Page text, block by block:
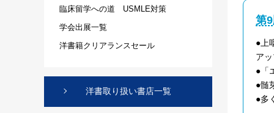
第
●上
ア
●「
●髄
●多
臨床留学への道 USMLE対策
学会出展一覧
洋書籍クリアランスセール
洋書取り扱い書店一覧